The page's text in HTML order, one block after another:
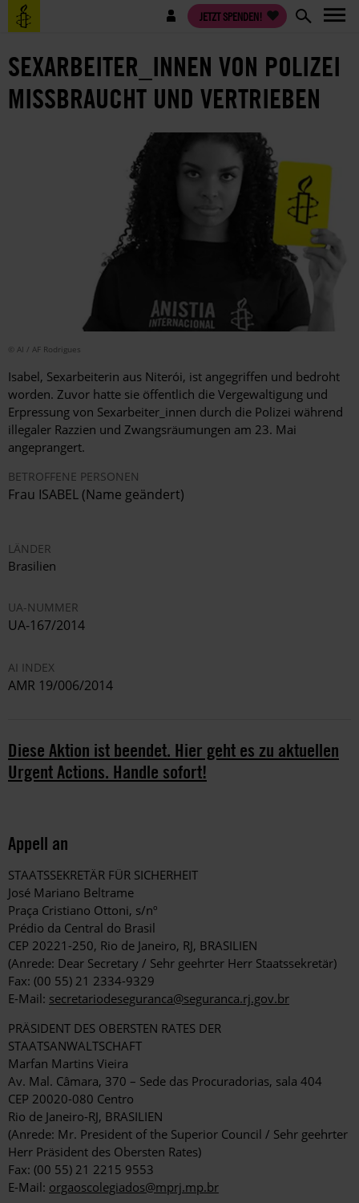
Direkt
zum
Benutzermenü JETZT SPENDEN!
SEXARBEITER_INNEN VON POLIZEI
MISSBRAUCHT UND VERTRIEBEN
© AI / AF Rodrigues
Isabel, Sexarbeiterin aus Niterói, ist angegriffen und bedroht
worden. Zuvor hatte sie öffentlich die Vergewaltigung und
Erpressung von Sexarbeiter_innen durch die Polizei während
illegaler Razzien und Zwangsräumungen am 23. Mai
angeprangert.
BETROFFENE PERSONEN
Frau ISABEL (Name geändert)
LÄNDER
Brasilien
UA-NUMMER
UA-167/2014
AI INDEX
AMR 19/006/2014
Diese Aktion ist beendet. Hier geht es zu aktuellen
Urgent Actions. Handle sofort!
Appell an
STAATSSEKRETÄR FÜR SICHERHEIT
José Mariano Beltrame
Praça Cristiano Ottoni, s/nº
Prédio da Central do Brasil
CEP 20221-250, Rio de Janeiro, RJ, BRASILIEN
(Anrede: Dear Secretary / Sehr geehrter Herr Staatssekretär)
Fax: (00 55) 21 2334-9329
E-Mail: secretariodeseguranca@seguranca.rj.gov.br
PRÄSIDENT DES OBERSTEN RATES DER
STAATSANWALTSCHAFT
Marfan Martins Vieira
Av. Mal. Câmara, 370 – Sede das Procuradorias, sala 404
CEP 20020-080 Centro
Rio de Janeiro-RJ, BRASILIEN
(Anrede: Mr. President of the Superior Council / Sehr geehrter
Herr Präsident des Obersten Rates)
Fax: (00 55) 21 2215 9553
E-Mail: orgaoscolegiados@mprj.mp.br